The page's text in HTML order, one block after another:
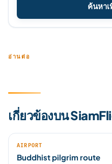
ค้นหา
อ่านต่อ
เกี่ยวข้องบน
AIRPORT
Buddhist pilgrim route